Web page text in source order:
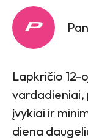
Lapkričio 12-
vardadieniai,
įvykiai ir
diena